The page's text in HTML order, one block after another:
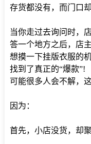
存货都没有，而门口
当你走过去询问时，
答一个地方之后，店
想摸一下挂版衣服的
找到了真正的“爆款”!
可能很多人会不解，
因为：
首先，小店没货，却